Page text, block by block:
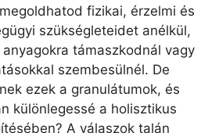
fizikai, érzelmi és
szükségleteidet anélkül,
támaszkodnál vagy
szembesülnél. De
ezek a granulátumok, és
különlegessé a holisztikus
A válaszok talán